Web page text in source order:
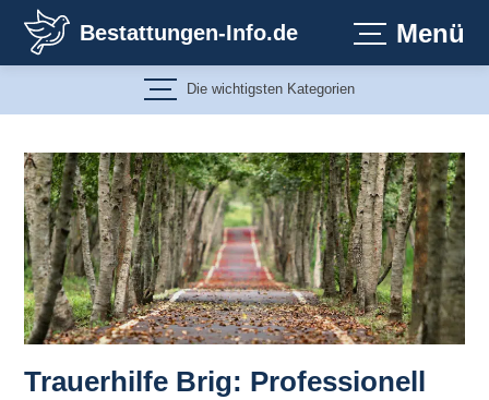
Inhalt
springen
Bestattungen-Info.de Menü
Die wichtigsten Kategorien
Trauerhilfe Brig: Professionell